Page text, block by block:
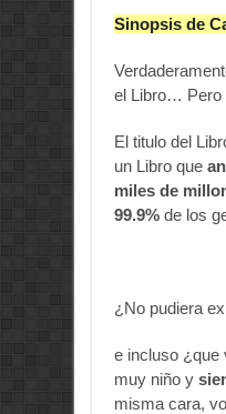
Sinopsis de
el Libro… Pero
El titulo del
un Libro que
miles de
99.9% de los
¿No pudiera
e incluso
muy niño y
misma cara,